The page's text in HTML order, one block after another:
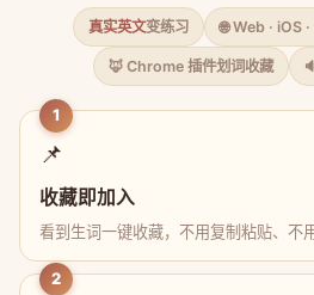
真实英文变练习 🌐 Web · iOS
🦊 Chrome 插件划词收藏
1
📌
收藏即加入
看到生词一键收藏，不用复制粘贴、不
2